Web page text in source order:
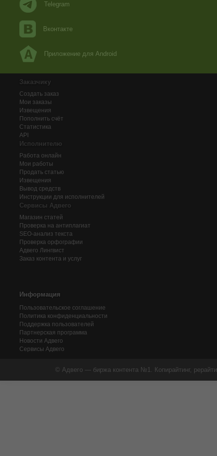
Telegram
Вконтакте
Приложение для Android
Заказчику
Создать заказ
Мои заказы
Извещения
Пополнить счёт
Статистика
API
Исполнителю
Работа онлайн
Мои работы
Продать статью
Извещения
Вывод средств
Инструкции для исполнителей
Сервисы Адвего
Магазин статей
Проверка на антиплагиат
SEO-анализ текста
Проверка орфографии
Адвего Лингвист
Заказ контента и услуг
Информация
Пользовательское соглашение
Политика конфиденциальности
Поддержка пользователей
Партнерская программа
Новости Адвего
Сервисы Адвего
© Адвего — биржа контента №1. Копирайтинг,